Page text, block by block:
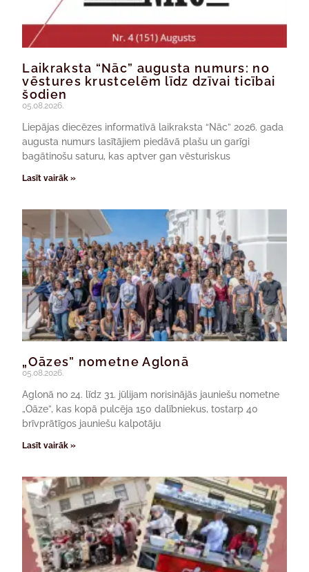
Laikraksta “Nāc” augusta numurs: no
vēstures krustcelēm līdz dzīvai ticībai
šodien
05.08.2026.
Liepājas diecēzes informatīvā laikraksta “Nāc” 2026. gada
augusta numurs lasītājiem piedāvā plašu un garīgi
bagātinošu saturu, kas aptver gan vēsturiskus
Lasīt vairāk »
„Oāzes” nometne Aglonā
05.08.2026.
Aglonā no 24. līdz 31. jūlijam norisinājās jauniešu nometne
„Oāze”, kas kopā pulcēja 150 dalībniekus, tostarp 40
brīvprātīgos jauniešu kalpotāju
Lasīt vairāk »